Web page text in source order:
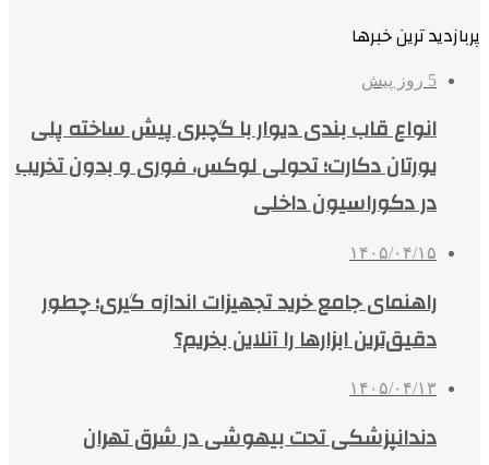
پربازدید ترین خبرها
5 روز پیش
انواع قاب بندی دیوار با گچبری پیش ساخته پلی
یورتان دکارت؛ تحولی لوکس، فوری و بدون تخریب
در دکوراسیون داخلی
۱۴۰۵/۰۴/۱۵
راهنمای جامع خرید تجهیزات اندازه گیری؛ چطور
دقیق‌ترین ابزارها را آنلاین بخریم؟
۱۴۰۵/۰۴/۱۳
دندانپزشکی تحت بیهوشی در شرق تهران